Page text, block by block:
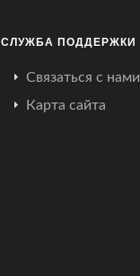
СЛУЖБА ПОДДЕРЖКИ
Связаться с нами
Карта сайта